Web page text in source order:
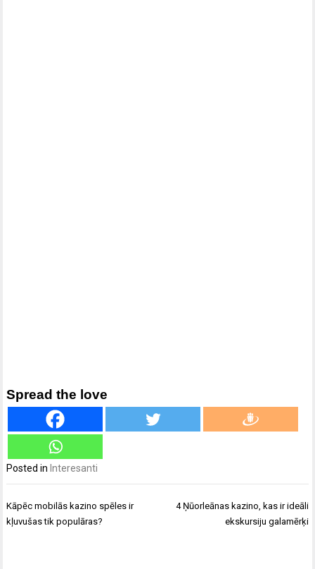
Spread the love
Posted in Interesanti
Ziņu
izvēlne
Kāpēc mobilās kazino spēles ir
kļuvušas tik populāras?
4 Ņūorleānas kazino, kas ir ideāli
ekskursiju galamērķi